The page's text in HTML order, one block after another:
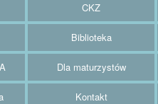
CKZ
Biblioteka
Dla maturzystów
Kontakt